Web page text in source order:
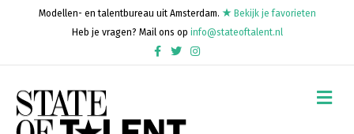
Modellen- en talentbureau uit Amsterdam.
Bekijk je favorieten
Heb je vragen? Mail ons op info@stateoftalent.nl
FacebookTwitterInstagram